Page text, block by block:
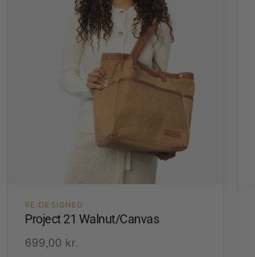
RE:DESIGNED
Project 21 Walnut/Canvas
699,00 kr.